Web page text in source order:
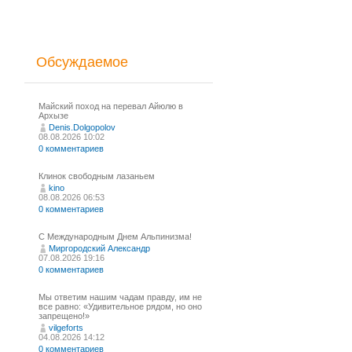
Обсуждаемое
Майский поход на перевал Айюлю в
Архызе
Denis.Dolgopolov
08.08.2026 10:02
0 комментариев
Клинок свободным лазаньем
kino
08.08.2026 06:53
0 комментариев
С Международным Днем Альпинизма!⁠
Миргородский Александр
07.08.2026 19:16
0 комментариев
Мы ответим нашим чадам правду, им не
все равно: «Удивительное рядом, но оно
запрещено!»
vilgeforts
04.08.2026 14:12
0 комментариев